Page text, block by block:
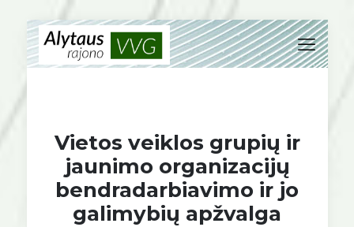
Vietos veiklos grupių ir
jaunimo organizacijų
bendradarbiavimo ir jo
galimybių apžvalga